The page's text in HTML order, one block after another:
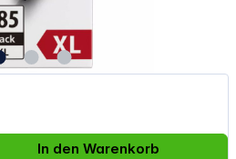
den gewünschten
In den Warenkorb